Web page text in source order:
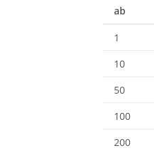
ab
1
10
50
100
200